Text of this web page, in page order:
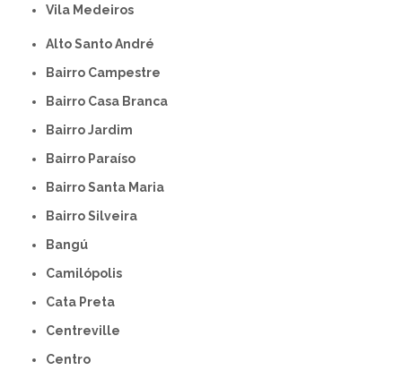
Vila Medeiros
Alto Santo André
Bairro Campestre
Bairro Casa Branca
Bairro Jardim
Bairro Paraíso
Bairro Santa Maria
Bairro Silveira
Bangú
Camilópolis
Cata Preta
Centreville
Centro